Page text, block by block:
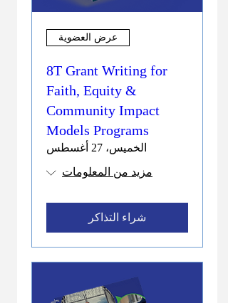
عرض العضوية
8T Grant Writing for
Faith, Equity &
Community Impact
Models Programs
الخميس، 27 أغسطس
مزيد من المعلومات
شراء التذاكر